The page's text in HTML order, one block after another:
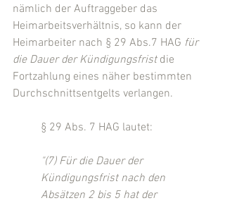
nämlich der Auftraggeber das
Heimarbeitsverhältnis, so kann der
Heimarbeiter nach § 29 Abs.7 HAG für
die Dauer der Kündigungsfrist die
Fortzahlung eines näher bestimmten
Durchschnittsentgelts verlangen.
§ 29 Abs. 7 HAG lautet:
"(7) Für die Dauer der
Kündigungsfrist nach den
Absätzen 2 bis 5 hat der